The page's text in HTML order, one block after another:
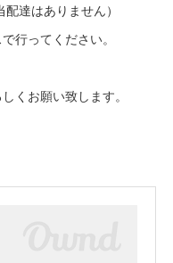
達はありません）
行ってください。
くお願い致します。